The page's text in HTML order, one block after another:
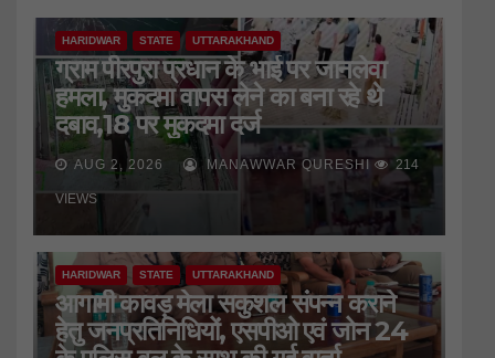
HARIDWAR STATE UTTARAKHAND
ग्राम पीरपुरा प्रधान के भाई पर जानलेवा
हमला, मुकदमा वापस लेने का बना रहे थे
दबाव,18 पर मुकदमा दर्ज
AUG 2, 2026 MANAWWAR QURESHI 214
VIEWS
HARIDWAR STATE UTTARAKHAND
आगामी कावड़ मेला सकुशल संपन्न कराने
हेतु जनप्रतिनिधियों, एसपीओ एवं जोन 24